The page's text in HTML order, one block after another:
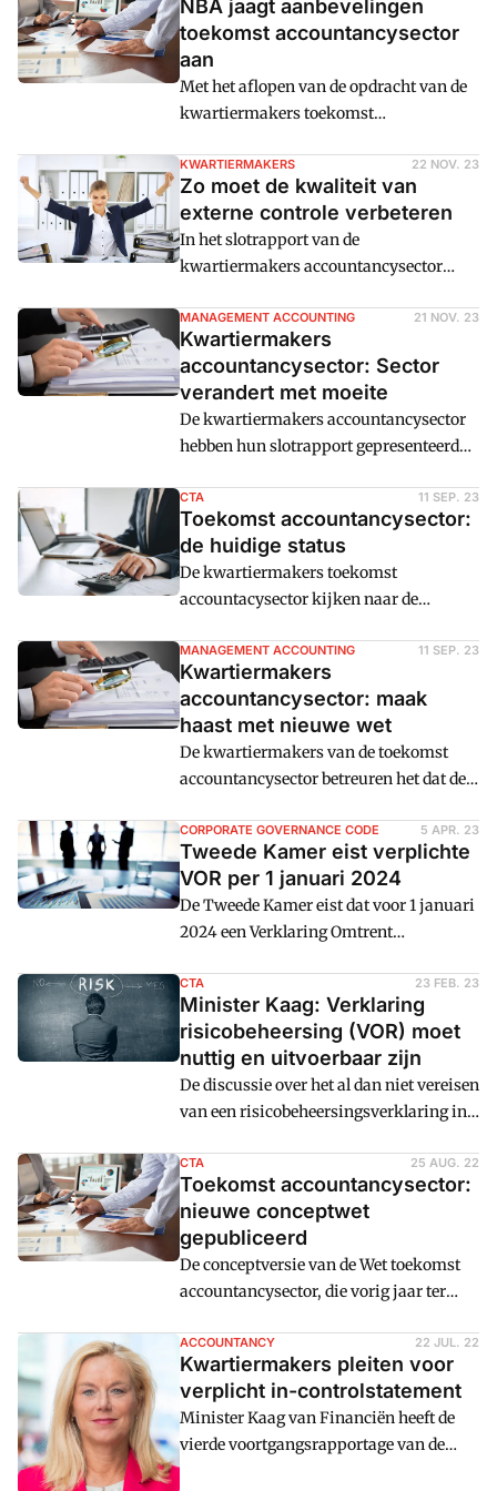
NBA jaagt aanbevelingen
toekomst accountancysector
aan
Met het aflopen van de opdracht van de
kwartiermakers toekomst
accountantsvereniging NBA een
belangrijke rol voor zich om de kwaliteit
van de sector te verbeteren. In een brief
aan de minister van Financiën legt de
vereniging uit waar en hoe daaraan
KWARTIERMAKERS 22 NOV. 23
Zo moet de kwaliteit van
externe controle verbeteren
In het slotrapport van de
kwartiermakers accountancysector
een reeks aanbevelingen om de kwaliteit
van de externe controle te verbeteren.
Cm: vat samen wat er in het lijvige
document staat te lezen.
MANAGEMENT ACCOUNTING 21 NOV. 23
Kwartiermakers
accountancysector: Sector
verandert met moeite
De kwartiermakers accountancysector
hebben hun slotrapport gepresenteerd
einde. Ze stellen dat de sector
onvoldoende verandert is en er externe
interventie nodig is om verandering en
transparantie te stimuleren. Er ligt een
wetsvoorstel klaar die nog behandeld
CTA 11 SEP. 23
Toekomst accountancysector:
de huidige status
De kwartiermakers toekomst
accountacysector kijken naar de
transparantie op controle te verbeteren.
Tot nu toe zijn daar experimenten,
discussies en een wetsvoorstel uitgerold.
Rond het eind van het jaar volgt een
eindrapport. Cm: licht het tijdspad toe.
MANAGEMENT ACCOUNTING 11 SEP. 23
Kwartiermakers
accountancysector: maak
haast met nieuwe wet
De kwartiermakers van de toekomst
accountancysector betreuren het dat de
Toekomst Accountancysector op zich
laat wachten. In hun zesde
voortgangsrapportage roepen ze
stakeholders op om 'de grootst
mogelijke haast te zetten' achter de
CORPORATE GOVERNANCE CODE 5 APR. 23
Tweede Kamer eist verplichte
VOR per 1 januari 2024
De Tweede Kamer eist dat voor 1 januari
2024 een Verklaring Omtrent
verslaggeving.
CTA 23 FEB. 23
Minister Kaag: Verklaring
risicobeheersing (VOR) moet
nuttig en uitvoerbaar zijn
De discussie over het al dan niet vereisen
van een risicobeheersingsverklaring in
maart spreken diverse partijen met
betrokken ministeries over de
verklaring omtrent risicobeheersing
(VOR). Minister van Financiën Kaag is
voorstander, mits de VOR betekenisvol,
uitvoerbaar en controleerbaar is. De
Accountancysector pleitten in hun
nieuwste voortgangsrapport opnieuw
voor
CTA 25 AUG. 22
Toekomst accountancysector:
nieuwe conceptwet
gepubliceerd
De conceptversie van de Wet toekomst
accountancysector, die vorig jaar ter
gepubliceerd.
ACCOUNTANCY 22 JUL. 22
Kwartiermakers pleiten voor
verplicht in-controlstatement
Minister Kaag van Financiën heeft de
vierde voortgangsrapportage van de
Kwartiermakers toekomst